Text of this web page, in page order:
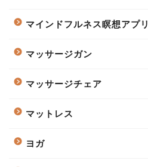
マインドフルネス瞑想アプリ
マッサージガン
マッサージチェア
マットレス
ヨガ